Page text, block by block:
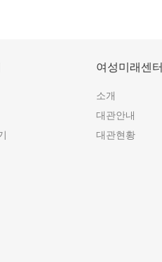
여성미래센터
소개
대관안내
대관현황